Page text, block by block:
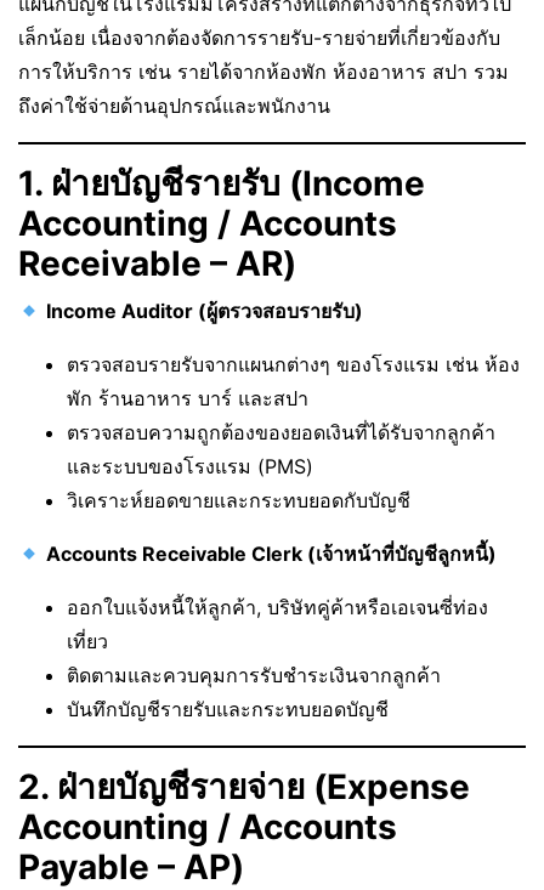
เล็กน้อย เนื่องจากต้องจัดการรายรับ-รายจ่ายที่เกี่ยวข้องกับ
การให้บริการ เช่น รายได้จากห้องพัก ห้องอาหาร สปา รวม
ถึงค่าใช้จ่ายด้านอุปกรณ์และพนักงาน
1. ฝ่ายบัญชีรายรับ (Income
Accounting / Accounts
Receivable – AR)
Income Auditor (ผู้ตรวจสอบรายรับ)
ตรวจสอบรายรับจากแผนกต่างๆ ของโรงแรม เช่น ห้อง
พัก ร้านอาหาร บาร์ และสปา
ตรวจสอบความถูกต้องของยอดเงินที่ได้รับจากลูกค้า
และระบบของโรงแรม (PMS)
วิเคราะห์ยอดขายและกระทบยอดกับบัญชี
Accounts Receivable Clerk (เจ้าหน้าที่บัญชีลูกหนี้)
ออกใบแจ้งหนี้ให้ลูกค้า, บริษัทคู่ค้าหรือเอเจนซี่ท่อง
เที่ยว
ติดตามและควบคุมการรับชำระเงินจากลูกค้า
บันทึกบัญชีรายรับและกระทบยอดบัญชี
2. ฝ่ายบัญชีรายจ่าย (Expense
Accounting / Accounts
Payable – AP)